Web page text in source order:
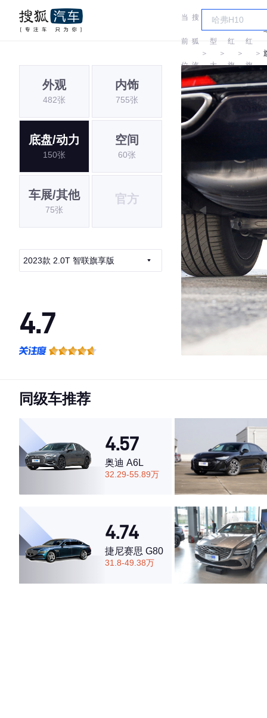
当
前
位
置:
搜
狐
汽
车
＞
车
型
大
全
＞
红
旗
＞
红
旗
＞
外观
482张
内饰
755张
底盘/动力
150张
空间
60张
车展/其他
75张
官方
2023款 2.0T 智联旗享版
4.7
·空间表现较为优秀，优于66%同级车
同级车推荐
4.57
奥迪 A6L
32.29-55.89万
4.74
捷尼赛思 G80
31.8-49.38万